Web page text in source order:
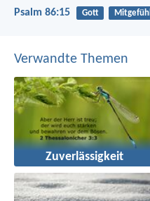
Psalm 86:15 Gott Mitgefühl
Verwandte Themen
Zuverlässigkeit